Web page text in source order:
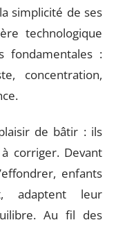
simplicité de ses
technologique
fondamentales :
concentration,
de bâtir : ils
corriger. Devant
enfants
adaptent leur
Au fil des